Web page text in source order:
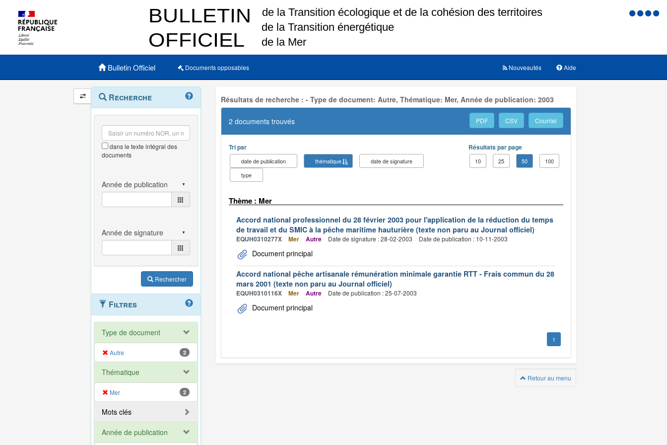
Menu
Menu principal
Bulletin Officiel Documents opposables Aide
Nouveautés
Navigation
et
outils
annexes
Menu
contextuel
Recherche
dans le texte intégral des
documents
Rechercher
Filtres
Type de document
Autre 2
Thématique
Mer 2
Mots clés
Année de publication
Résultats de recherche : - Type de document: Autre, Thématique: Mer, Année de publication: 2003
2 documents trouvés PDF CSV Courriel
Tri par
date de publication thématique
date de signature
type
Résultats par page
10 25 50 100
Thème : Mer
Accord national professionnel du 28 février 2003 pour l'application de la réduction du temps
de travail et du SMIC à la pêche maritime hauturière (texte non paru au Journal officiel)
EQUH0310277X Mer Autre Date de signature : 28-02-2003 Date de publication : 10-11-2003
Document principal
Accord national pêche artisanale rémunération minimale garantie RTT - Frais commun du 28
mars 2001 (texte non paru au Journal officiel)
EQUH0310116X Mer Autre Date de publication : 25-07-2003
Document principal
1
Retour au menu